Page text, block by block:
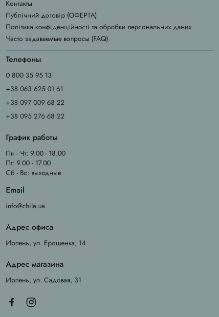
Контакты
Публічний договір (ОФЕРТА)
Політика конфіденційності та обробки персональних даних
Часто задаваемые вопросы (FAQ)
Телефоны
0 800 35 95 13
+38 063 625 01 61
+38 097 009 68 22
+38 095 276 68 22
График работы
Пн - Чт: 9.00 - 18.00
Пт: 9.00 - 17.00
Сб - Вс: выходные
Email
info@chila.ua
Адрес офиса
Ирпень, ул. Ерощенка, 14
Адрес магазина
Ирпень, ул. Садовая, 31